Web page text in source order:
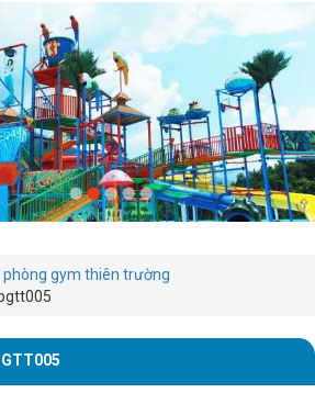
phòng gym thiên trường